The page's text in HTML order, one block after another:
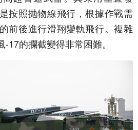
按照抛物線飛行，根據作戰需
前後進行滑翔變軌飛行。複雜
17的攔截變得非常困難。